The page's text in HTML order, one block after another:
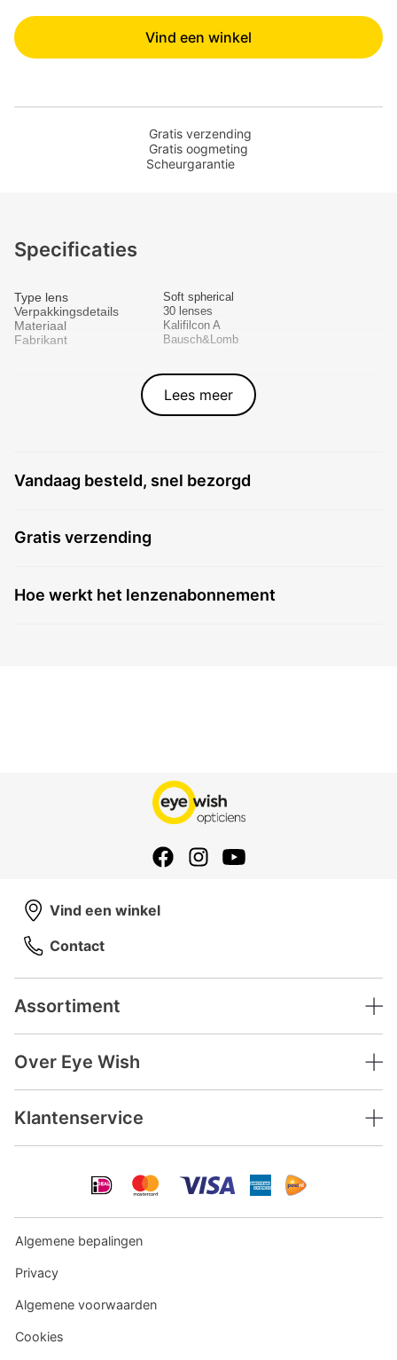
Vind een winkel
Gratis verzending
Gratis oogmeting
Scheurgarantie
Specificaties
Type lens Soft spherical
Verpakkingsdetails 30 lenses
Materiaal Kalifilcon A
Fabrikant Bausch&Lomb
Lees meer
Vandaag besteld, snel bezorgd
Gratis verzending
Hoe werkt het lenzenabonnement
Assortiment
Over Eye Wish
Klantenservice
Vind een winkel
Contact
Algemene bepalingen
Privacy
Algemene voorwaarden
Cookies